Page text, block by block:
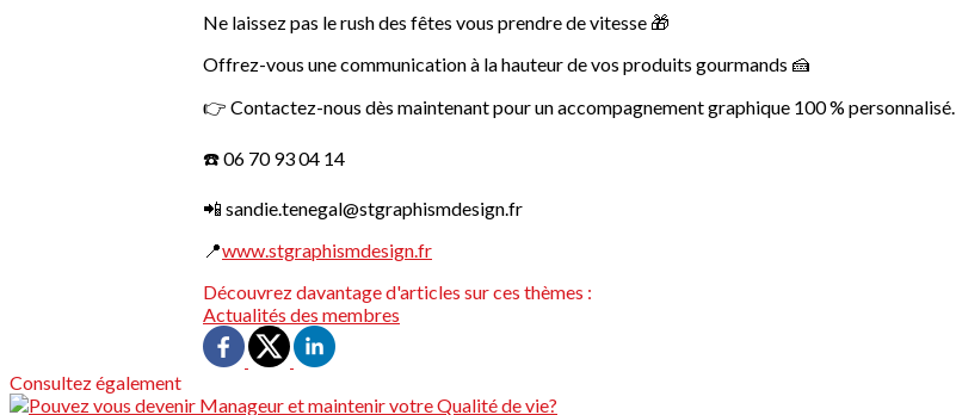
Ne laissez pas le rush des fêtes vous prendre de vitesse 🎁
Offrez-vous une communication à la hauteur de vos produits gourmands 🍰
👉 Contactez-nous dès maintenant pour un accompagnement graphique 100 % personnalisé.
☎️ 06 70 93 04 14
📲 sandie.tenegal@stgraphismdesign.fr
📍www.stgraphismdesign.fr
Découvrez davantage d'articles sur ces thèmes :
Actualités des membres
Consultez également